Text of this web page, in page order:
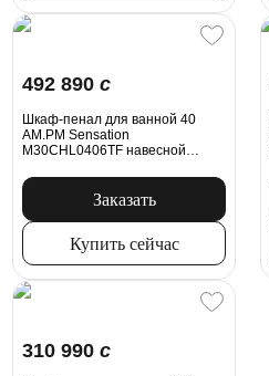
492 890 c
Шкаф-пенал для ванной 40
AM.PM Sensation
M30CHL0406TF навесной
Заказать
Купить сейчас
310 990 c